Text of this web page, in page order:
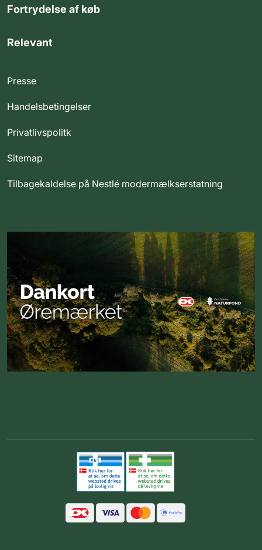
Fortrydelse af køb
Relevant
Presse
Handelsbetingelser
Privatlivspolitk
Sitemap
Tilbagekaldelse på Nestlé modermælkserstatning